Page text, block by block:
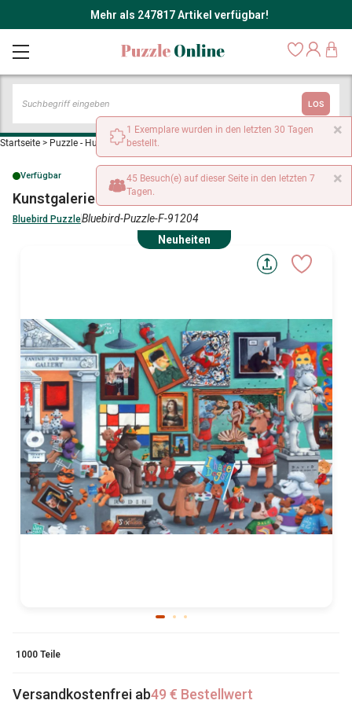
Mehr als 247817 Artikel verfügbar!
LOS
Startseite > Puzzle - Hunde >Kunstgalerie für Katzen und Hunde
Verfügbar
Kunstgalerie für Katzen und Hunde
Bluebird PuzzleBluebird-Puzzle-F-91204
Neuheiten
1000 Teile
Versandkostenfrei ab49 € Bestellwert
×
1 Exemplare wurden in den letzten 30 Tagen
bestellt.
×
45 Besuch(e) auf dieser Seite in den letzten 7
Tagen.